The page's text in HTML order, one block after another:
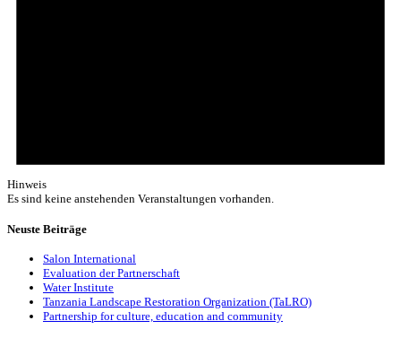
Hinweis
Es sind keine anstehenden Veranstaltungen vorhanden.
Neuste Beiträge
Salon International
Evaluation der Partnerschaft
Water Institute
Tanzania Landscape Restoration Organization (TaLRO)
Partnership for culture, education and community